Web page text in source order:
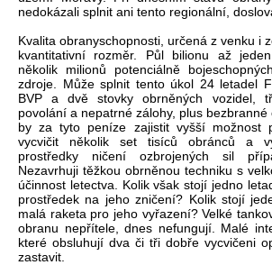
nedokázali splnit ani tento regionální,
Kvalita obranyschopnosti, určená z venku i
kvantitativní rozměr. Půl bilionu až
několik milionů potenciálně
zdroje. Může splnit tento úkol 24 letadel
BVP a dvě stovky obrněných vozidel,
povolání a nepatrné zálohy, plus
by za tyto peníze zajistit vyšší možnost
vycvičit několik set tisíců obránců a
prostředky ničení ozbrojených sil
Nezavrhuji těžkou obrněnou techniku s
účinnost letectva. Kolik však stojí jedno
prostředek na jeho zničení? Kolik stojí
malá raketa pro jeho vyřazení? Velké
obranu nepřítele, dnes nefungují. Malé
které obsluhují dva či tři dobře vycvičeni
zastavit.